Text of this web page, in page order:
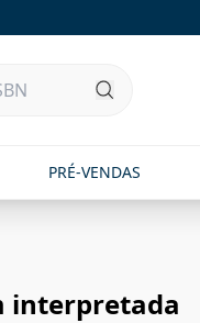
PRÉ-VENDAS
interpretada